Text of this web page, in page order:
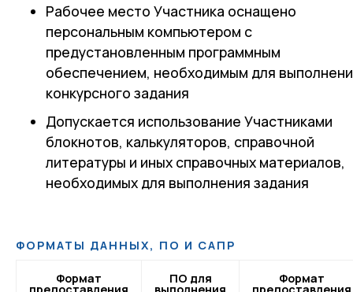
Рабочее место Участника оснащено
персональным компьютером с
предустановленным программным
обеспечением, необходимым для
конкурсного задания
Допускается использование Участниками
блокнотов, калькуляторов, справочной
литературы и иных справочных материалов,
необходимых для выполнения задания
ФОРМАТЫ ДАННЫХ, ПО И САПР
Формат ПО для Формат